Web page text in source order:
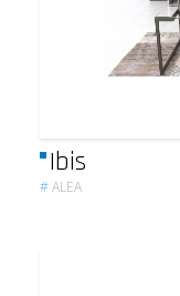
Ibis
#ALEA